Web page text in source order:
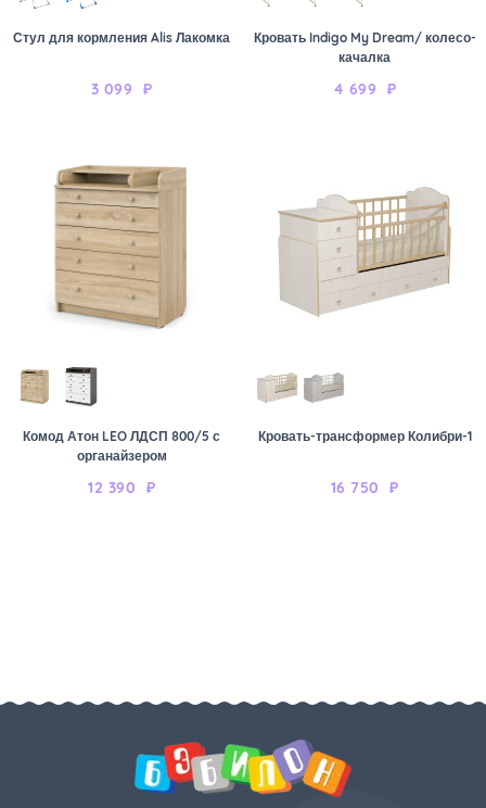
Стул для кормления Alis Лакомка
3 099 ₽
Кровать Indigo My Dream/ колесо-
качалка
4 699 ₽
Комод Атон LEO ЛДСП 800/5 с
органайзером
12 390 ₽
Кровать-трансформер Колибри-1
16 750 ₽